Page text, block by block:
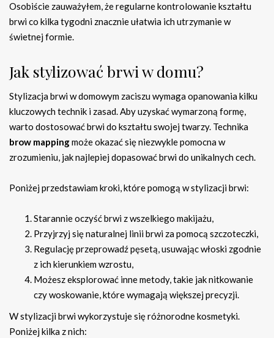
Osobiście zauważyłem, że regularne kontrolowanie kształtu
brwi co kilka tygodni znacznie ułatwia ich utrzymanie w
świetnej formie.
Jak stylizować brwi w domu?
Stylizacja brwi w domowym zaciszu wymaga opanowania kilku
kluczowych technik i zasad. Aby uzyskać wymarzoną formę,
warto dostosować brwi do kształtu swojej twarzy. Technika
brow mappingmoże okazać się niezwykle pomocna w
zrozumieniu, jak najlepiej dopasować brwi do unikalnych cech.
Poniżej przedstawiam kroki, które pomogą w stylizacji brwi:
Starannie oczyść brwi z wszelkiego makijażu,
Przyjrzyj się naturalnej linii brwi za pomocą szczoteczki,
Regulację przeprowadź pęsetą, usuwając włoski zgodnie
z ich kierunkiem wzrostu,
Możesz eksplorować inne metody, takie jak nitkowanie
czy woskowanie, które wymagają większej precyzji.
W stylizacji brwi wykorzystuje się różnorodne kosmetyki.
Poniżej kilka z nich: